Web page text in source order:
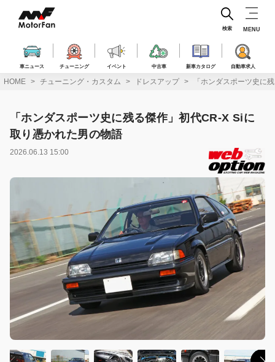
ス
車ニュース チューニング イベント 中古車 新車カタログ 自動車求人
検索 MENU
HOME チューニング・カスタム ドレスアップ 「ホンダスポーツ史に
「ホンダスポーツ史に残る傑作」初代CR-X Siに
取り憑かれた男の物語
2026.06.13 15:00